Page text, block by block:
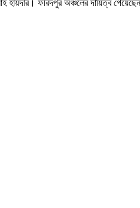
ফরিদপুর অঞ্চলের দায়িত্ব পেয়েছেন